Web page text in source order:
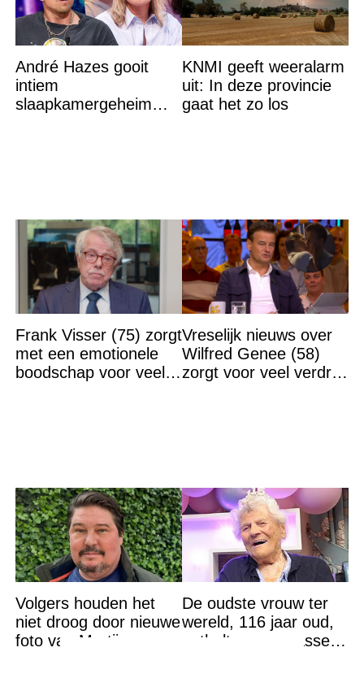
André Hazes gooit
intiem
slaapkamergeheim
KNMI geeft weeralarm
uit: In deze provincie
gaat het zo los
Frank Visser (75) zorgt
met een emotionele
boodschap voor veel
Vreselijk nieuws over
Wilfred Genee (58)
zorgt voor veel verdriet
Volgers houden het
niet droog door nieuwe
foto van Martijn
De oudste vrouw ter
wereld, 116 jaar oud,
onthult een verrassend